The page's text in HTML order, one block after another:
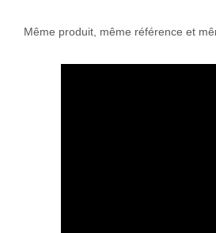
Même produit, même référence et